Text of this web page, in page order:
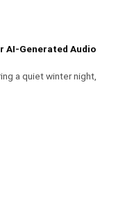
AI-Generated Audio
a quiet winter night,